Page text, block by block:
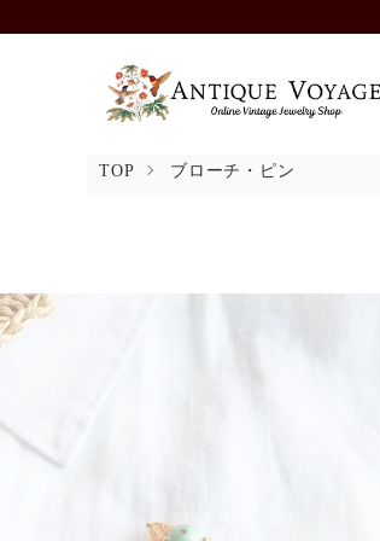
TOP ブローチ・ピン